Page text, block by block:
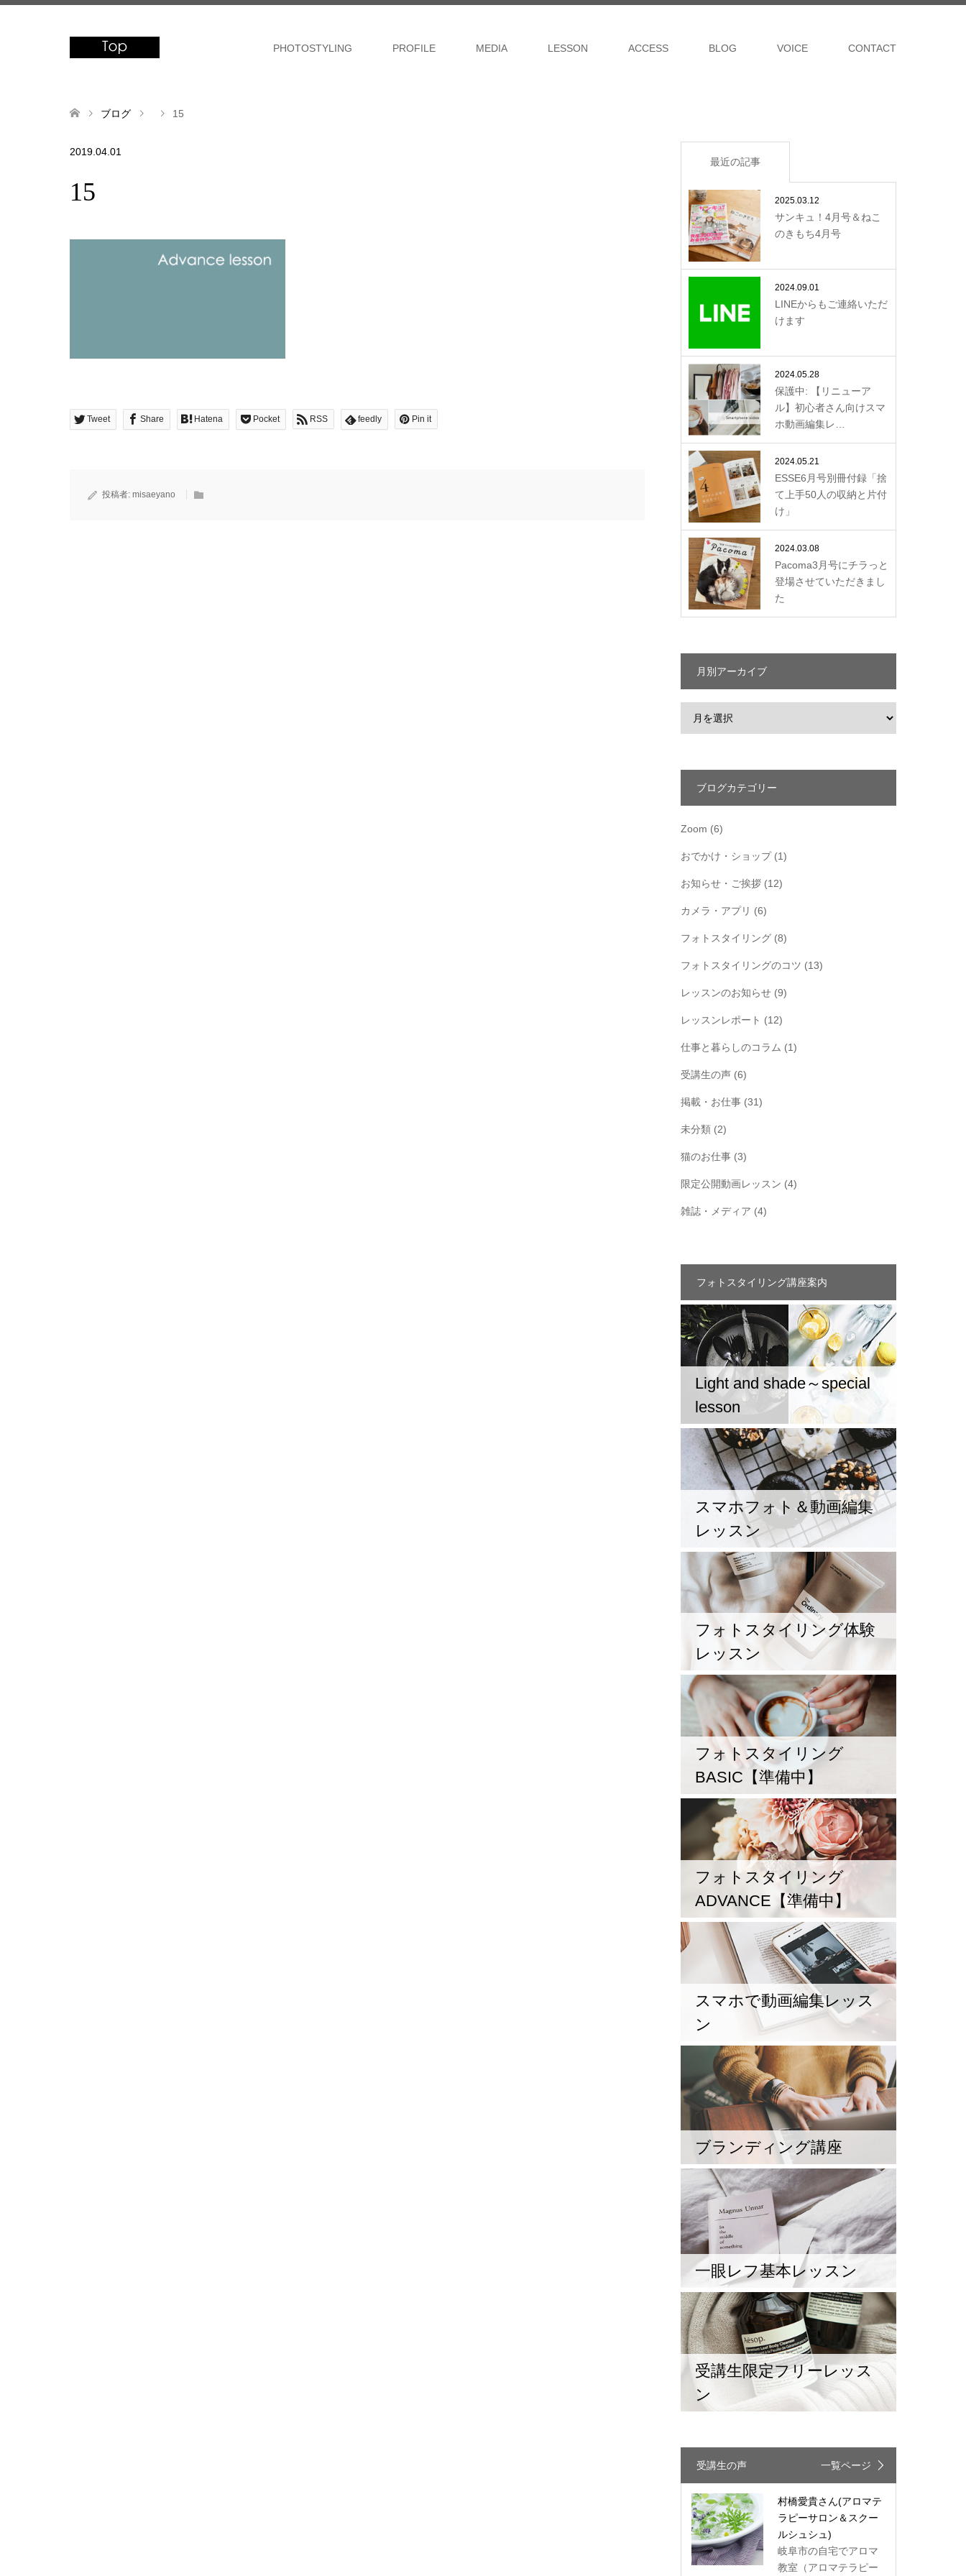
PHOTOSTYLING PROFILE MEDIA LESSON ACCESS BLOG VOICE CONTACT
ブログ 15
2019.04.01
15
Tweet Share Hatena Pocket RSS feedly Pin it
投稿者: misaeyano
最近の記事
2025.03.12
サンキュ！4月号＆ねこ
のきもち4月号
2024.09.01
LINEからもご連絡いただ
けます
2024.05.28
保護中: 【リニューア
ル】初心者さん向けスマ
ホ動画編集レ…
2024.05.21
ESSE6月号別冊付録「捨
て上手50人の収納と片付
け」
2024.03.08
Pacoma3月号にチラっと
登場させていただきまし
た
月別アーカイブ
ブログカテゴリー
Zoom (6)
おでかけ・ショップ(1)
お知らせ・ご挨拶 (12)
カメラ・アプリ (6)
フォトスタイリング (8)
フォトスタイリングのコツ (13)
レッスンのお知らせ (9)
レッスンレポート (12)
仕事と暮らしのコラム (1)
受講生の声 (6)
掲載・お仕事 (31)
未分類 (2)
猫のお仕事 (3)
限定公開動画レッスン (4)
雑誌・メディア (4)
フォトスタイリング講座案内
Light and shade～special
lesson
スマホフォト＆動画編集
レッスン
フォトスタイリング体験
レッスン
フォトスタイリング
BASIC【準備中】
フォトスタイリング
ADVANCE【準備中】
スマホで動画編集レッス
ン
ブランディング講座
一眼レフ基本レッスン
受講生限定フリーレッス
ン
受講生の声 一覧ページ
村橋愛貴さん(アロマテ
ラピーサロン＆スクー
ルシュシュ)
岐阜市の自宅でアロマ
教室（アロマテラピー